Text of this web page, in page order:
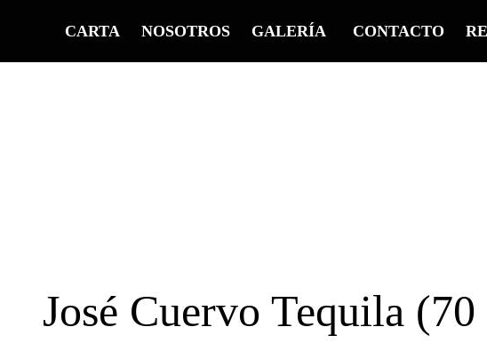
CARTA NOSOTROS GALERÍA CONTACTO
José Cuervo Tequila